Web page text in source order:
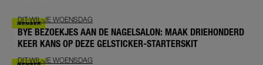
DIT-WIL-JE WOENSDAG
BYE BEZOEKJES AAN DE NAGELSALON: MAAK DRIEHONDERD
KEER KANS OP DEZE GELSTICKER-STARTERSKIT
DIT-WIL-JE WOENSDAG